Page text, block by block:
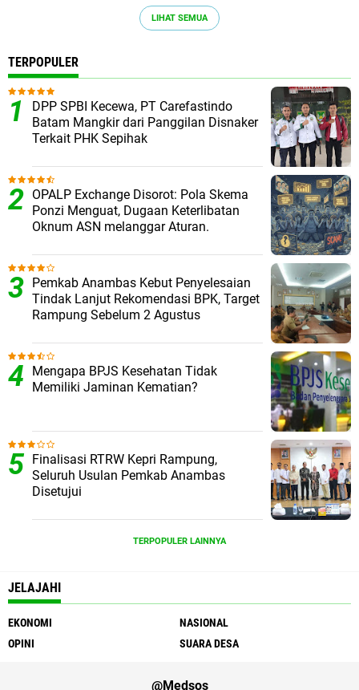
LIHAT SEMUA
TERPOPULER
DPP SPBI Kecewa, PT Carefastindo
Batam Mangkir dari Panggilan Disnaker
Terkait PHK Sepihak
OPALP Exchange Disorot: Pola Skema
Ponzi Menguat, Dugaan Keterlibatan
Oknum ASN melanggar Aturan.
Pemkab Anambas Kebut Penyelesaian
Tindak Lanjut Rekomendasi BPK, Target
Rampung Sebelum 2 Agustus
Mengapa BPJS Kesehatan Tidak
Memiliki Jaminan Kematian?
Finalisasi RTRW Kepri Rampung,
Seluruh Usulan Pemkab Anambas
Disetujui
TERPOPULER LAINNYA
JELAJAHI
EKONOMI
NASIONAL
OPINI
SUARA DESA
@Medsos